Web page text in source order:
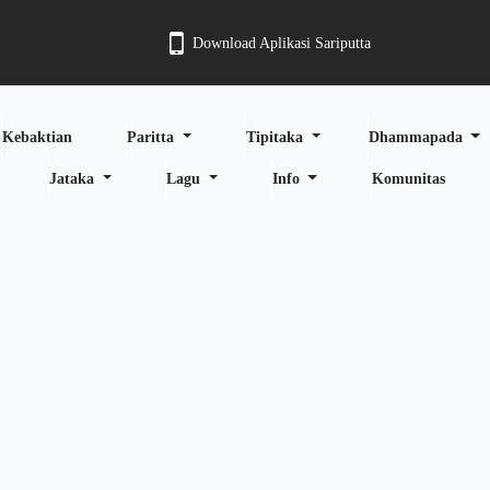
Download Aplikasi Sariputta
Kebaktian Paritta Tipitaka Dhammapada
Jataka Lagu Info Komunitas